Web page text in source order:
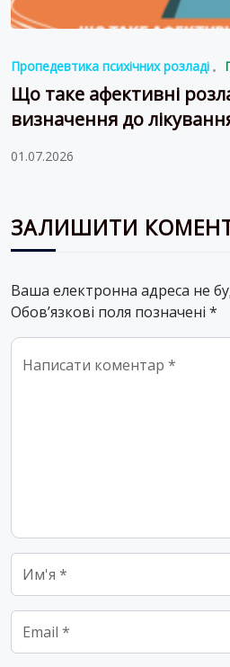
Пропедевтика психічних розладі
Що таке афективні
визначення до
01.07.2026
ЗАЛИШИТИ
Ваша електронна адреса не
Обов’язкові поля позначені *
Comment
Name
Email